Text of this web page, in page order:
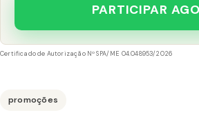
PARTICIPAR
Certificado de Autorização Nº SPA/ME 04.048953/2026
promoções